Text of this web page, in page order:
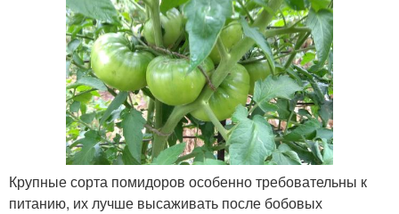
Крупные сорта помидоров особенно требовательны к
питанию, их лучше высаживать после бобовых